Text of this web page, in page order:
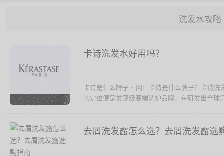
洗发水攻略
卡诗洗发水好用吗？
卡诗是什么牌子 - 问：卡诗是什么牌子？卡诗
的定位便是发廊级高端洗护品牌。在研发出全球
去屑洗发露怎么选？去屑洗发露选